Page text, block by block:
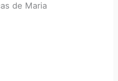
de Maria